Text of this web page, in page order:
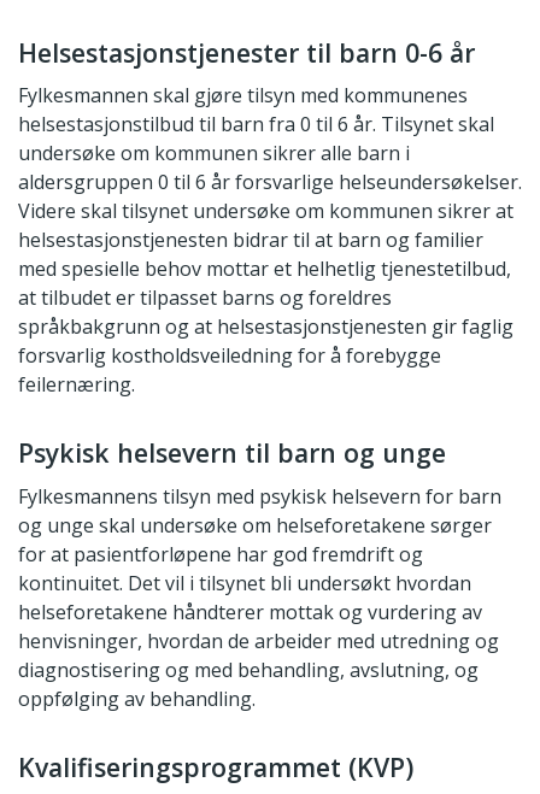
Helsestasjonstjenester til barn 0-6 år
Fylkesmannen skal gjøre tilsyn med kommunenes
helsestasjonstilbud til barn fra 0 til 6 år. Tilsynet skal
undersøke om kommunen sikrer alle barn i
aldersgruppen 0 til 6 år forsvarlige helseundersøkelser.
Videre skal tilsynet undersøke om kommunen sikrer at
helsestasjonstjenesten bidrar til at barn og familier
med spesielle behov mottar et helhetlig tjenestetilbud,
at tilbudet er tilpasset barns og foreldres
språkbakgrunn og at helsestasjonstjenesten gir faglig
forsvarlig kostholdsveiledning for å forebygge
feilernæring.
Psykisk helsevern til barn og unge
Fylkesmannens tilsyn med psykisk helsevern for barn
og unge skal undersøke om helseforetakene sørger
for at pasientforløpene har god fremdrift og
kontinuitet. Det vil i tilsynet bli undersøkt hvordan
helseforetakene håndterer mottak og vurdering av
henvisninger, hvordan de arbeider med utredning og
diagnostisering og med behandling, avslutning, og
oppfølging av behandling.
Kvalifiseringsprogrammet (KVP)